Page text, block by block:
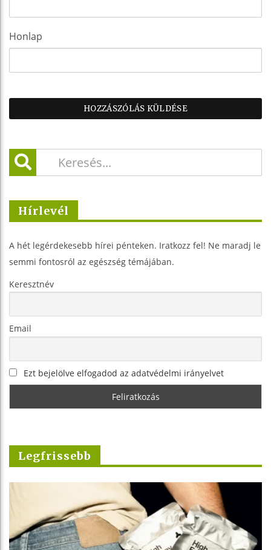
Honlap
Hírlevél
A hét legérdekesebb hírei pénteken. Iratkozz fel! Ne maradj le
semmi fontosról az egészség témájában.
Keresztnév
Email
Ezt bejelölve elfogadod az adatvédelmi irányelvet
Legfrissebb